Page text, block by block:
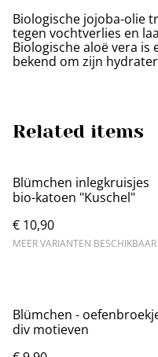
Biologische jojoba-olie
tegen vochtverlies en
Biologische aloë vera is
bekend om zijn
Related items
Blümchen inlegkruisjes
bio-katoen "Kuschel"
€ 10,90
MEER VARIANTEN BESCHIKBAAR
Blümchen -
div motieven